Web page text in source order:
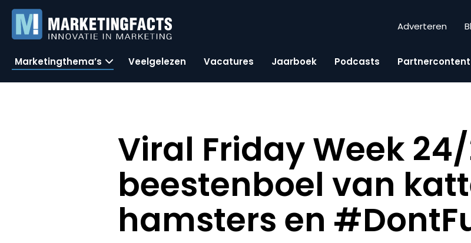
Adverteren
Marketingthema’s Veelgelezen Vacatures Jaarboek Podcasts Partnercontent
Viral Friday Week
beestenboel van
hamsters en